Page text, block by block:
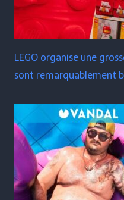
LEGO organise une
sont remarquablement